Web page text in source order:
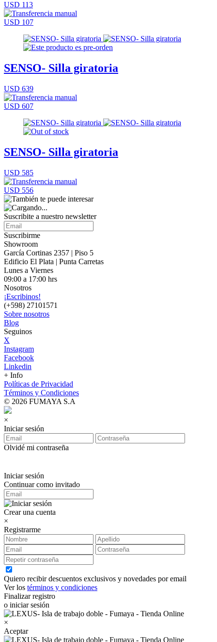
USD 113
USD 107
SENSO- Silla giratoria
USD 639
USD 607
SENSO- Silla giratoria
USD 585
USD 556
Suscribite a nuestro newsletter
Suscribirme
Showroom
García Cortinas 2357 | Piso 5
Edificio El Plata | Punta Carretas
Lunes a Viernes
09:00 a 17:00 hrs
Nosotros
¡Escribinos!
(+598) 27101571
Sobre nosotros
Blog
Seguinos
X
Instagram
Facebook
Linkedin
+ Info
Políticas de Privacidad
Términos y Condiciones
© 2026 FUMAYA S.A
×
Iniciar sesión
Olvidé mi contraseña
Iniciar sesión
Continuar como invitado
Crear una cuenta
×
Registrarme
Quiero recibir descuentos exclusivos y novedades por email
Ver los términos y condiciones
Finalizar registro
o iniciar sesión
×
Aceptar